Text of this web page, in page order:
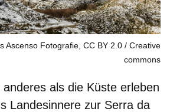
Ascenso Fotografie, CC BY 2.0
Creative
commons
als die Küste erleben
Landesinnere zur Serra da